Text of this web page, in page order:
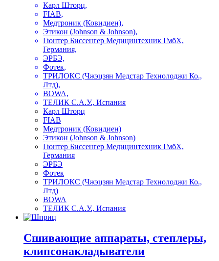
Карл Шторц,
FIAB,
Медтроник (Ковидиен),
Этикон (Johnson & Johnson),
Гюнтер Биссенгер Медицинтехник ГмбХ,
Германия,
ЭРБЭ,
Фотек,
ТРИЛОКС (Чжэцзян Медстар Технолоджи Ко.,
Лтд),
BOWA,
ТЕЛИК С.А.У., Испания
Карл Шторц
FIAB
Медтроник (Ковидиен)
Этикон (Johnson & Johnson)
Гюнтер Биссенгер Медицинтехник ГмбХ,
Германия
ЭРБЭ
Фотек
ТРИЛОКС (Чжэцзян Медстар Технолоджи Ко.,
Лтд)
BOWA
ТЕЛИК С.А.У., Испания
Сшивающие аппараты, степлеры,
клипсонакладыватели